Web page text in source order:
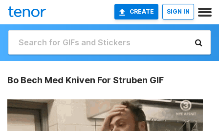
CREATE SIGN IN
Bo Bech Med Kniven For Struben GIF